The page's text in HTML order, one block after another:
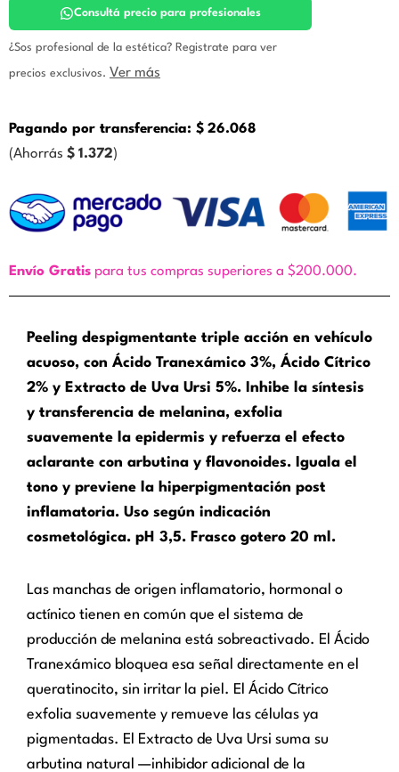
Uva
Ursi.
Icono
Consultá precio para profesionales
¿Sos profesional de la estética? Registrate para ver
precios exclusivos. Ver más
Pagando por transferencia: $ 26.068
(Ahorrás $ 1.372)
Envío Gratis para tus compras superiores a $200.000.
Peeling despigmentante triple acción en vehículo
acuoso, con Ácido Tranexámico 3%, Ácido Cítrico
2% y Extracto de Uva Ursi 5%. Inhibe la síntesis
y transferencia de melanina, exfolia
suavemente la epidermis y refuerza el efecto
aclarante con arbutina y flavonoides. Iguala el
tono y previene la hiperpigmentación post
inflamatoria. Uso según indicación
cosmetológica. pH 3,5. Frasco gotero 20 ml.
Las manchas de origen inflamatorio, hormonal o
actínico tienen en común que el sistema de
producción de melanina está sobreactivado. El Ácido
Tranexámico bloquea esa señal directamente en el
queratinocito, sin irritar la piel. El Ácido Cítrico
exfolia suavemente y remueve las células ya
pigmentadas. El Extracto de Uva Ursi suma su
arbutina natural —inhibidor adicional de la